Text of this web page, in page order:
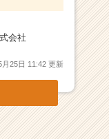
会社
月25日 11:42 更新